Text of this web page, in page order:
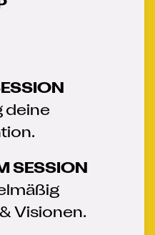
deine
SESSION
Visionen.